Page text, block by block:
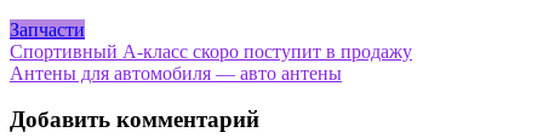
Запчасти
Навигация
по
записям
Спортивный А-класс скоро поступит в продажу
Антены для автомобиля — авто антены
Добавить комментарий